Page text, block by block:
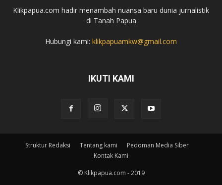
Klikpapua.com hadir menambah nuansa baru dunia jurnalistik
di Tanah Papua
Hubungi kami: klikpapuamkw@gmail.com
IKUTI KAMI
Struktur Redaksi Tentang kami
Pedoman Media Siber
Kontak Kami
© Klikpapua.com - 2019